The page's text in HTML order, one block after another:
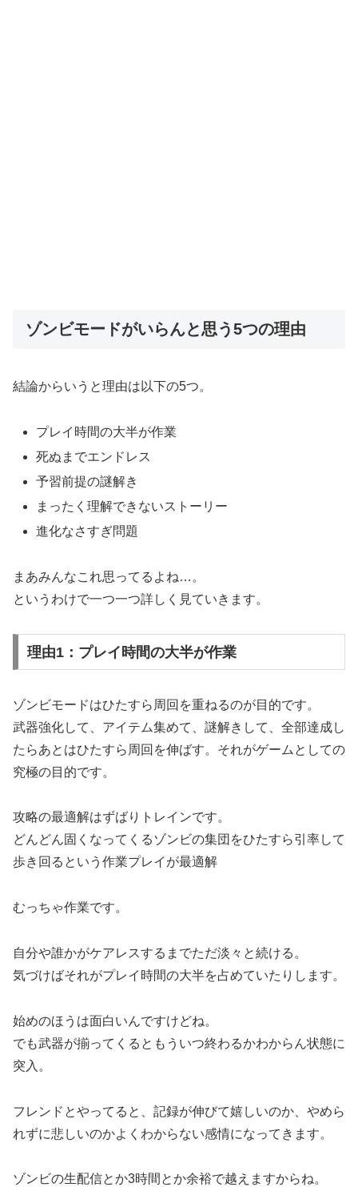
ゾンビモードがいらんと思う5つの理由
結論からいうと理由は以下の5つ。
プレイ時間の大半が作業
死ぬまでエンドレス
予習前提の謎解き
まったく理解できないストーリー
進化なさすぎ問題
まあみんなこれ思ってるよね…。
というわけで一つ一つ詳しく見ていきます。
理由1：プレイ時間の大半が作業
ゾンビモードはひたすら周回を重ねるのが目的です。
武器強化して、アイテム集めて、謎解きして、全部達成し
たらあとはひたすら周回を伸ばす。それがゲームとしての
究極の目的です。
攻略の最適解はずばりトレインです。
どんどん固くなってくるゾンビの集団をひたすら引率して
歩き回るという作業プレイが最適解
むっちゃ作業です。
自分や誰かがケアレスするまでただ淡々と続ける。
気づけばそれがプレイ時間の大半を占めていたりします。
始めのほうは面白いんですけどね。
でも武器が揃ってくるともういつ終わるかわからん状態に
突入。
フレンドとやってると、記録が伸びて嬉しいのか、やめら
れずに悲しいのかよくわからない感情になってきます。
ゾンビの生配信とか3時間とか余裕で越えますからね。